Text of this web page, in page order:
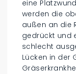
eine
werden die
außen an die
gedrückt und
schlecht
Lücken in der